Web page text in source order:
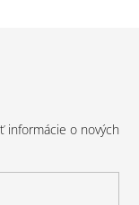
informácie o nových